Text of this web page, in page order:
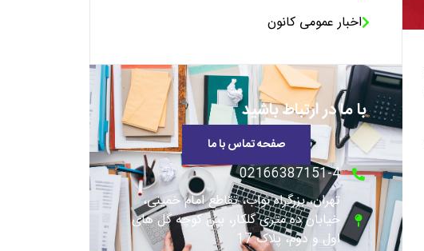
اخبار عمومی کانون
با ما در ارتباط باشید
صفحه تماس با ما
02166387151-4
تهران، بزرگراه نواب، تقاطع امام خمینی،
خیابان ده متری گلکار، بین کوچه گل های
اول و دوم، پلاک 17